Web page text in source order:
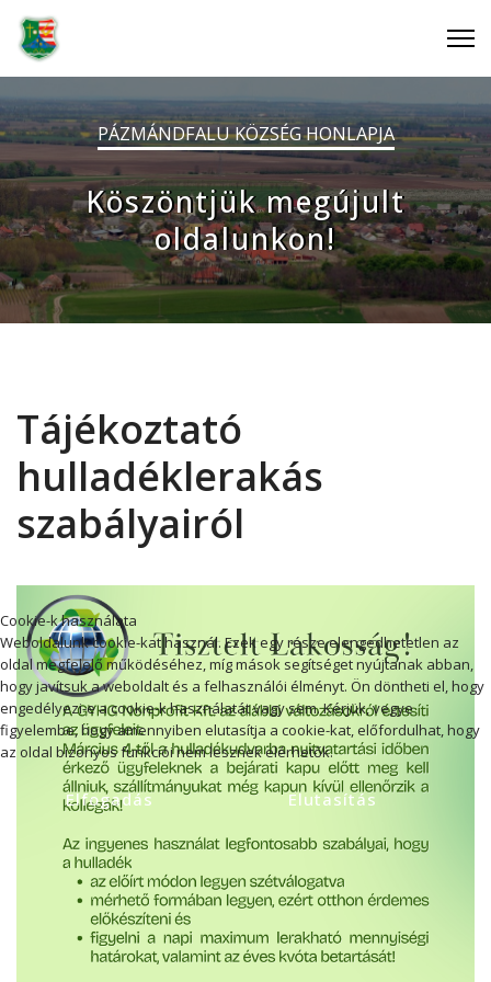
PÁZMÁNDFALU KÖZSÉG HONLAPJA
Köszöntjük megújult
oldalunkon!
Tájékoztató
hulladéklerakás
szabályairól
Cookie-k használata
Weboldalunk cookie-kat használ. Ezek egy része elengedhetetlen az
oldal megfelelő működéséhez, míg mások segítséget nyújtanak abban,
hogy javítsuk a weboldalt és a felhasználói élményt. Ön döntheti el, hogy
engedélyezi-e a cookie-k használatát vagy sem. Kérjük, vegye
figyelembe, hogy amennyiben elutasítja a cookie-kat, előfordulhat, hogy
az oldal bizonyos funkciói nem lesznek elérhetők.
Elfogadás Elutasítás